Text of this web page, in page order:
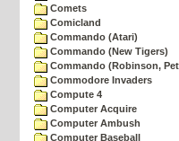
Comets
Comicland
Commando (Atari)
Commando (New Tigers)
Commando (Robinson,
Commodore Invaders
Compute 4
Computer Acquire
Computer Ambush
Computer Baseball